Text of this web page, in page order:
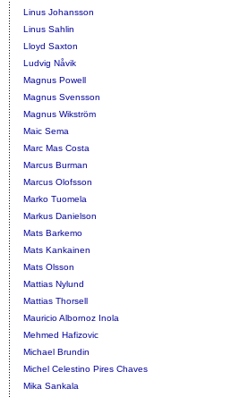
Linus Johansson
Linus Sahlin
Lloyd Saxton
Ludvig Nåvik
Magnus Powell
Magnus Svensson
Magnus Wikström
Maic Sema
Marc Mas Costa
Marcus Burman
Marcus Olofsson
Marko Tuomela
Markus Danielson
Mats Barkemo
Mats Kankainen
Mats Olsson
Mattias Nylund
Mattias Thorsell
Mauricio Albornoz Inola
Mehmed Hafizovic
Michael Brundin
Michel Celestino Pires Chaves
Mika Sankala